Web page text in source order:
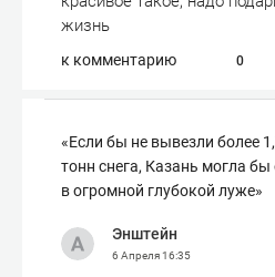
жизнь
к комментарию 0
«Если бы не вывезли более
тонн снега, Казань могла бы
в огромной глубокой луже»
Энштейн
6 Апреля16:35